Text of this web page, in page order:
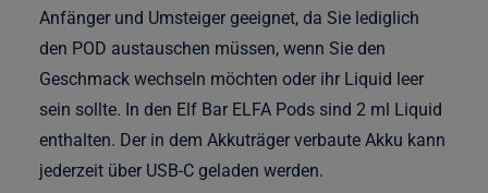
Anfänger und Umsteiger geeignet, da Sie lediglich
den POD austauschen müssen, wenn Sie den
Geschmack wechseln möchten oder ihr Liquid leer
sein sollte. In den Elf Bar ELFA Pods sind 2 ml Liquid
enthalten. Der in dem Akkuträger verbaute Akku kann
jederzeit über USB-C geladen werden.